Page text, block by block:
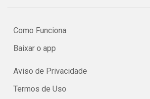
Como Funciona
Baixar o app
Aviso de Privacidade
Termos de Uso